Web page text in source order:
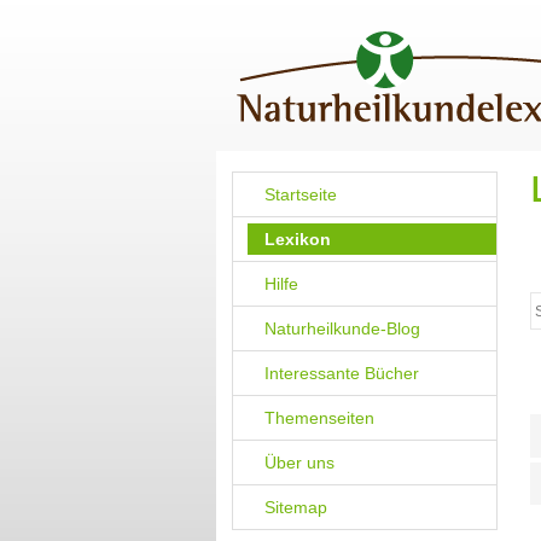
Startseite
Lexikon
Hilfe
Naturheilkunde-Blog
Interessante Bücher
Themenseiten
Über uns
Sitemap